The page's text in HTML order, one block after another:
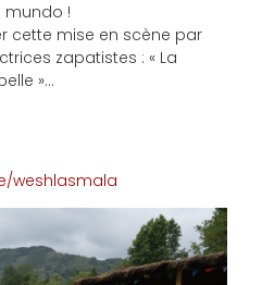
mundo !
cette mise en scène par
zapatistes : « La
»…
weshlasmala